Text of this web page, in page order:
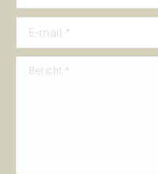
E-mail *
Bericht *